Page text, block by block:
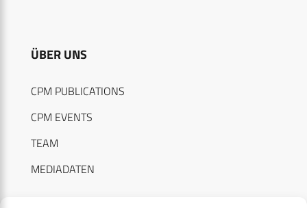
ÜBER UNS
CPM PUBLICATIONS
CPM EVENTS
TEAM
MEDIADATEN